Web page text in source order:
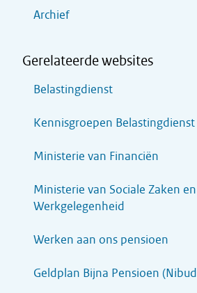
Archief
Gerelateerde websites
Belastingdienst
Kennisgroepen Belastingdienst
Ministerie van Financiën
Ministerie van Sociale Zaken en
Werkgelegenheid
Werken aan ons pensioen
Geldplan Bijna Pensioen